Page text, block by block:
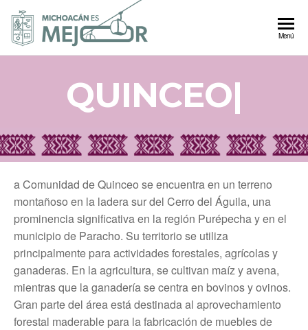
Autogobierno
Michoacán
Menú
QUINCEO|
a Comunidad de Quinceo se encuentra en un terreno
montañoso en la ladera sur del Cerro del Águila, una
prominencia significativa en la región Purépecha y en el
municipio de Paracho. Su territorio se utiliza
principalmente para actividades forestales, agrícolas y
ganaderas. En la agricultura, se cultivan maíz y avena,
mientras que la ganadería se centra en bovinos y ovinos.
Gran parte del área está destinada al aprovechamiento
forestal maderable para la fabricación de muebles de